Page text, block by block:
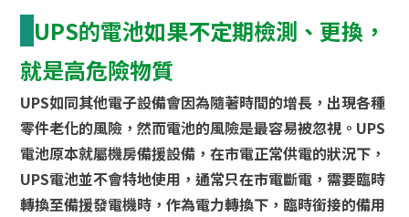
UPS的電池如果不定期檢測、更換，
就是高危險物質
UPS如同其他電子設備會因為隨著時間的增長，出現各種
零件老化的風險，然而電池的風險是最容易被忽視。UPS
電池原本就屬機房備援設備，在市電正常供電的狀況下，
UPS電池並不會特地使用，通常只在市電斷電，需要臨時
轉換至備援發電機時，作為電力轉換下，臨時銜接的備用